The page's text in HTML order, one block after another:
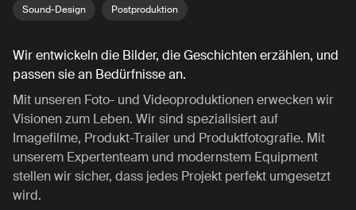
Sound-Design Postproduktion
Wir entwickeln die Bilder, die Geschichten erzählen, und
passen sie an Bedürfnisse an.
Mit unseren Foto- und Videoproduktionen erwecken wir
Visionen zum Leben. Wir sind spezialisiert auf
Imagefilme, Produkt-Trailer und Produktfotografie. Mit
unserem Expertenteam und modernstem Equipment
stellen wir sicher, dass jedes Projekt perfekt umgesetzt
wird.